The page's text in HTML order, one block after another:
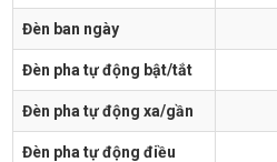
Đèn ban ngày
Đèn pha tự động bật/tắt
Đèn pha tự động xa/gần
Đèn pha tự động điều